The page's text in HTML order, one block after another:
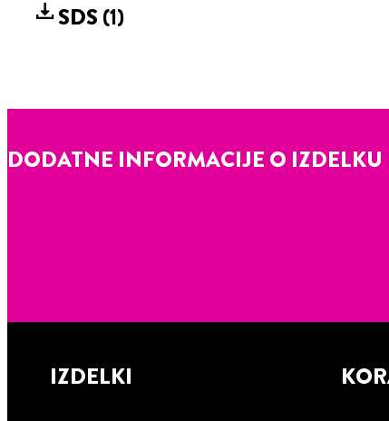
SDS (1)
DODATNE INFORMACIJE O IZDELKU
IZDELKI